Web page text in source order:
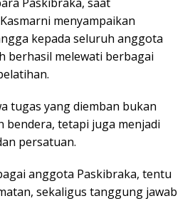
menyampaikan
kepada seluruh anggota
berhasil melewati berbagai
tugas yang diemban bukan
bendera, tetapi juga menjadi
persatuan.
anggota Paskibraka, tentu
sekaligus tanggung jawab